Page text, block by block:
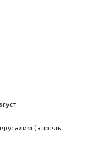
(апрель